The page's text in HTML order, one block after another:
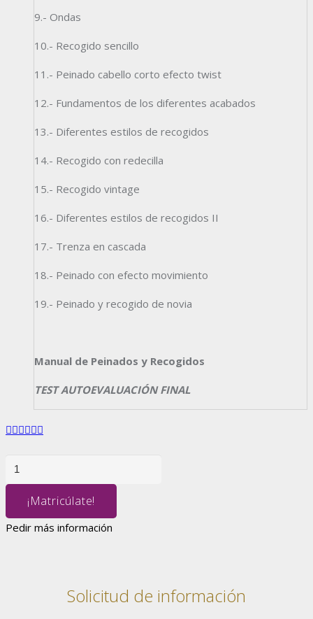
9.- Ondas
10.- Recogido sencillo
11.- Peinado cabello corto efecto twist
12.- Fundamentos de los diferentes acabados
13.- Diferentes estilos de recogidos
14.- Recogido con redecilla
15.- Recogido vintage
16.- Diferentes estilos de recogidos II
17.- Trenza en cascada
18.- Peinado con efecto movimiento
19.- Peinado y recogido de novia
Manual de Peinados y Recogidos
TEST AUTOEVALUACIÓN FINAL
PEINADOS
Y
RECOGIDOS
cantidad
¡Matricúlate!
Pedir más información
Solicitud de información